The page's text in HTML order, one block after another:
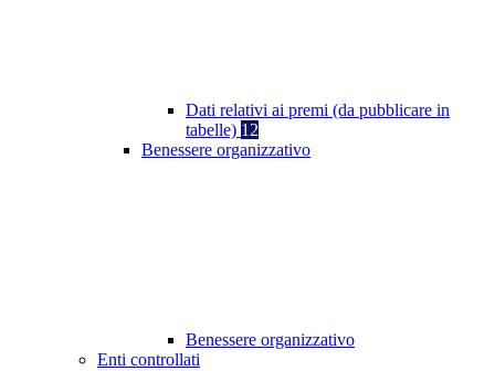
Dati relativi ai premi (da pubblicare in
tabelle) 12
Benessere organizzativo
Benessere organizzativo
Enti controllati